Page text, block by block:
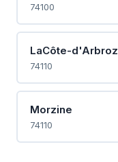
74100
LaCôte-d'Arbroz
74110
Morzine
74110